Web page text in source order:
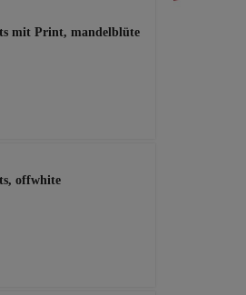
mit Print, mandelblüte
offwhite